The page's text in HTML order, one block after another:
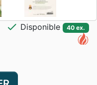
check Disponible 40 ex.